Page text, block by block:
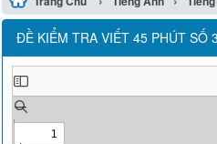
ĐỀ KIỂM TRA VIẾT 45 PHÚT SỐ